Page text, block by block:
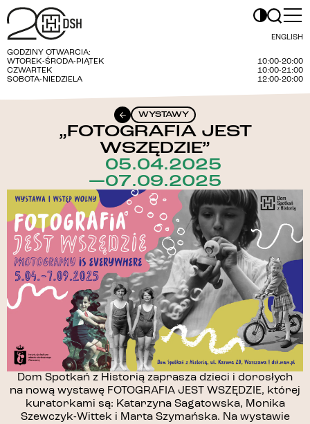
ENGLISH
GODZINY OTWARCIA:
WTOREK-ŚRODA-PIĄTEK
10:00-20:00
CZWARTEK
10:00-21:00
SOBOTA-NIEDZIELA
12:00-20:00
WYSTAWY
„FOTOGRAFIA JEST
WSZĘDZIE”
05.04.2025
—07.09.2025
Dom Spotkań z Historią zaprasza dzieci i dorosłych
na nową wystawę FOTOGRAFIA JEST WSZĘDZIE, której
kuratorkami są: Katarzyna Sagatowska, Monika
Szewczyk-Wittek i Marta Szymańska. Na wystawie